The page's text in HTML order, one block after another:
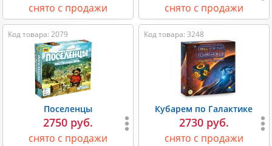
снято с продажи снято с продажи
Код товара: 2079
Поселенцы
2750 руб.
снято с продажи
Код товара: 3248
Кубарем по Галактике
2730 руб.
снято с продажи